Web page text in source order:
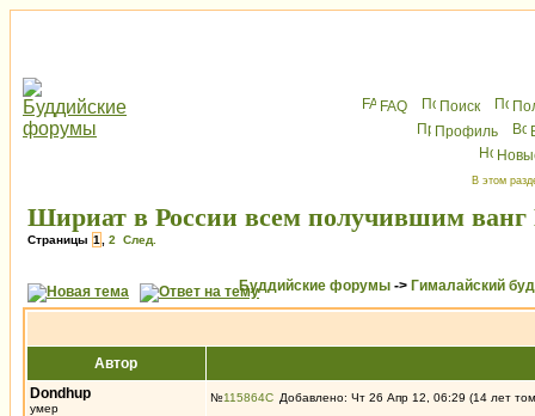
FAQ Поиск
Профиль
В этом
Шириат в России всем получившим ванг
Страницы 1 2 След.
Буддийские форумы -> Гималайский
Автор
Dondhup
умер
№115864 Добавлено: Чт 26 Апр 12, 06:29 (14 лет